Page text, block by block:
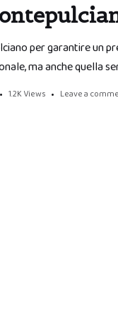
per garantire un
ma anche quella
1.2K Views Leave a